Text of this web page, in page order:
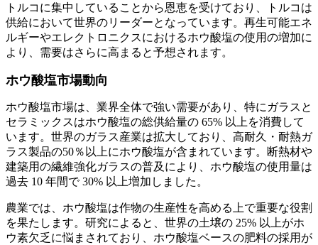
トルコに集中していることから恩恵を受けており、トルコは
供給において世界のリーダーとなっています。再生可能エネ
ルギーやエレクトロニクスにおけるホウ酸塩の使用の増加に
より、需要はさらに高まると予想されます。
ホウ酸塩市場動向
ホウ酸塩市場は、業界全体で強い需要があり、特にガラスと
セラミックスはホウ酸塩の総供給量の 65% 以上を消費して
います。世界のガラス産業は拡大しており、高耐久・耐熱ガ
ラス製品の50％以上にホウ酸塩が含まれています。断熱材や
建築用の繊維強化ガラスの普及により、ホウ酸塩の使用量は
過去 10 年間で 30% 以上増加しました。
農業では、ホウ酸塩は作物の生産性を高める上で重要な役割
を果たします。研究によると、世界の土壌の 25% 以上がホ
ウ素欠乏に悩まされており、ホウ酸塩ベースの肥料の採用が